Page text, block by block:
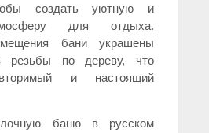
создать уютную и
для отдыха.
бани украшены
резьбы по дереву, что
и настоящий
баню в русском